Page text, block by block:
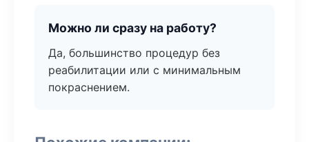
Можно ли сразу на работу?
Да, большинство процедур без
реабилитации или с минимальным
покраснением.